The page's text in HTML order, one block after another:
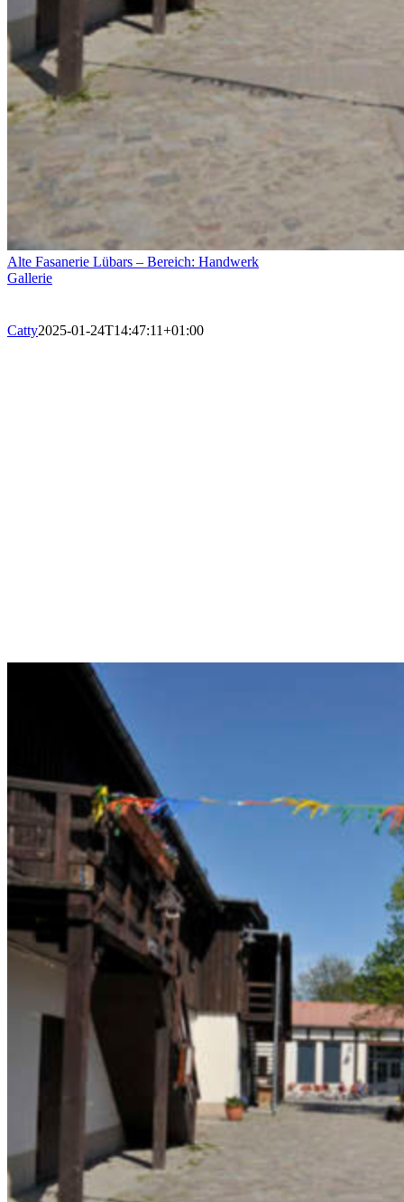
Alte Fasanerie Lübars – Bereich: Handwerk
Gallerie
Catty2025-01-24T14:47:11+01:00